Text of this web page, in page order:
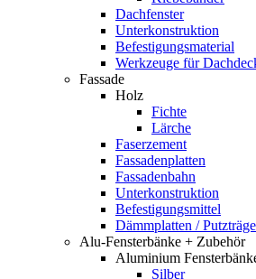
Dachfenster
Unterkonstruktion
Befestigungsmaterial
Werkzeuge für
Fassade
Holz
Fichte
Lärche
Faserzement
Fassadenplatten
Fassadenbahn
Unterkonstruktion
Befestigungsmittel
Dämmplatten /
Alu-Fensterbänke + Zubehör
Aluminium
Silber